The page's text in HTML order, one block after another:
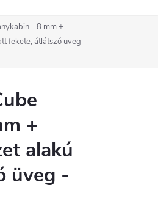
- 8 mm +
fekete, átlátszó üveg -
+
alakú
üveg -